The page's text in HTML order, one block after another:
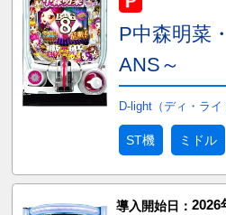
P中森明菜
ANS～
D-light（ディ・ライ
ST機 ミドル
導入開始日： 2026